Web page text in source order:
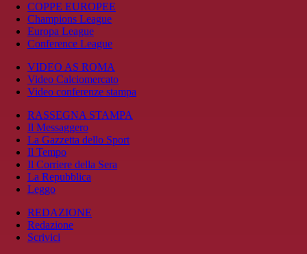
COPPE EUROPEE
Champions League
Europa League
Conference League
VIDEO AS ROMA
Video Calciomercato
Video conferenze stampa
RASSEGNA STAMPA
Il Messaggero
La Gazzetta dello Sport
Il Tempo
Il Corriere della Sera
La Repubblica
Leggo
REDAZIONE
Redazione
Scrivici